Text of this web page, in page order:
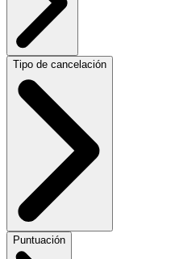
Tipo de cancelación
Puntuación